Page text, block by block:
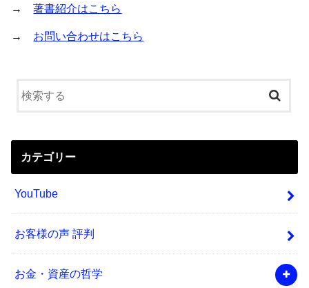
→著書紹介はこちら
→ お問い合わせはこちら
カテゴリー
YouTube
お客様の声 評判
お金・資産の哲学